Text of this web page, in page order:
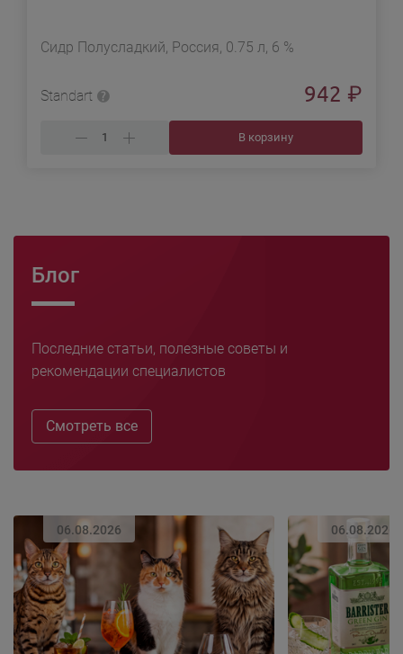
Сидр Полусладкий, Россия, 0.75 л, 6 %
Standart 942 ₽
В корзину
Блог
Последние статьи, полезные советы и
рекомендации специалистов
Смотреть все
06.08.2026 06.08.2026